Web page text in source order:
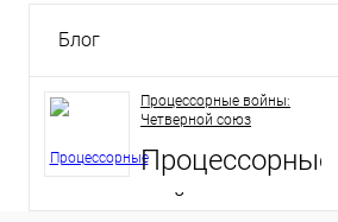
Блог
Процессорные войны:
Четверной союз
Процессорные
войны: